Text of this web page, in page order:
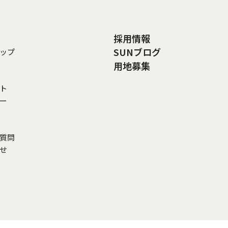
プ
問
採用情報
SUNブログ
用地募集